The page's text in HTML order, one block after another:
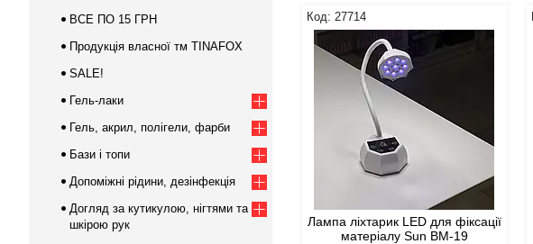
27714
Лампа ліхтарик LED для фіксації
матеріалу Sun BM-19
ВСЕ ПО 15 ГРН
Продукція власної тм TINAFOX
SALE!
Гель-лаки
Гель, акрил, полігели, фарби
Бази і топи
Допоміжні рідини, дезінфекція
Догляд за кутикулою, нігтями та
шкірою рук